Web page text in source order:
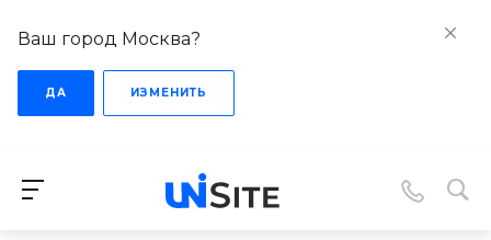
Ваш город Москва?
ДА ИЗМЕНИТЬ